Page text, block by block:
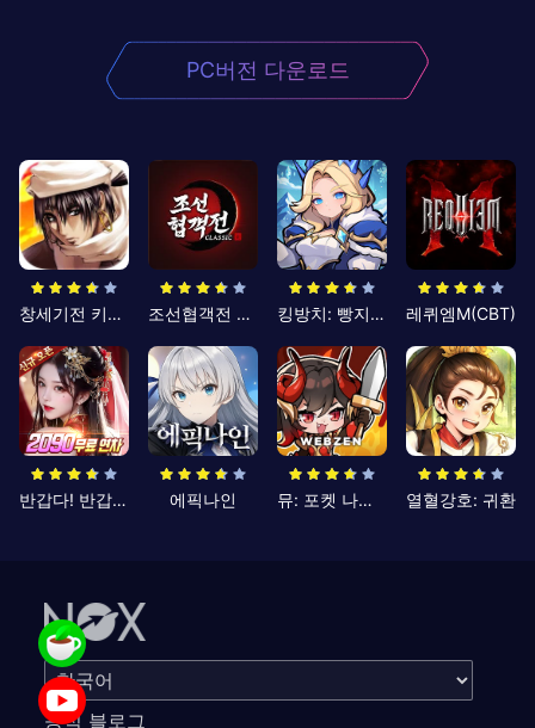
PC버전 다운로드
창세기전 키우기 조선협객전 클래식 킹방치: 빵지의 제왕 레퀴엠M(CBT)
반갑다! 반갑삼국지 에픽나인 뮤: 포켓 나이츠 열혈강호: 귀환
공식 블로그